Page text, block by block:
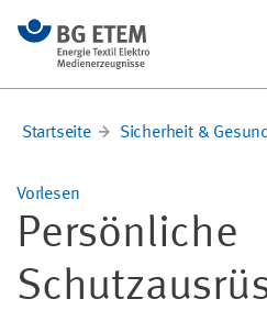
Startseite Sicherheit &
Vorlesen
Persönliche